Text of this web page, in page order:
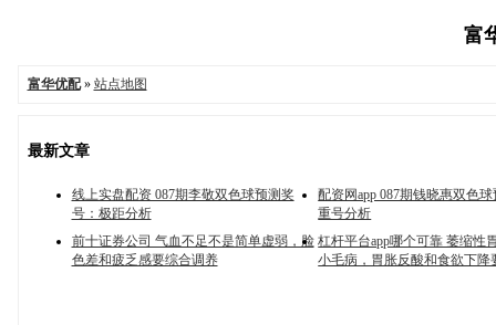
富
富华优配» 站点地图
最新文章
线上实盘配资 087期李敬双色球预测奖
号：极距分析
配资网app 087期钱晓惠双色
重号分析
前十证券公司 气血不足不是简单虚弱，脸
色差和疲乏感要综合调养
杠杆平台app哪个可靠 萎缩性
小毛病，胃胀反酸和食欲下降